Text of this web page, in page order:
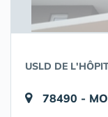
USLD DE
78490 -